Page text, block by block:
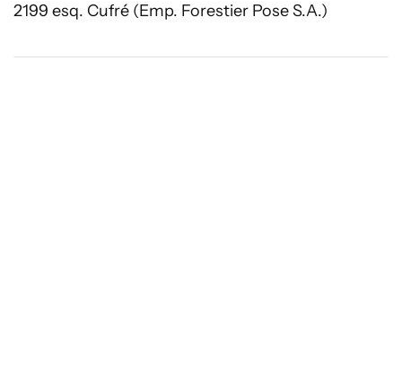
2199 esq. Cufré (Emp. Forestier Pose S.A.)